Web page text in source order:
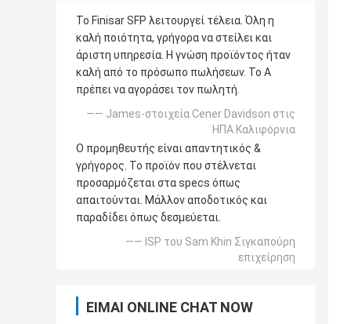
Το Finisar SFP λειτουργεί τέλεια. Όλη η
καλή ποιότητα, γρήγορα να στείλει και
άριστη υπηρεσία. Η γνώση προϊόντος ήταν
καλή από το πρόσωπο πωλήσεων. Το Α
πρέπει να αγοράσει τον πωλητή.
—— James-στοιχεία Cener Davidson στις
ΗΠΑ Καλιφόρνια
Ο προμηθευτής είναι απαντητικός &
γρήγορος. Το προϊόν που στέλνεται
προσαρμόζεται στα specs όπως
απαιτούνται. Μάλλον αποδοτικός και
παραδίδει όπως δεσμεύεται.
—— ISP του Sam Khin Σιγκαπούρη
επιχείρηση
ΕΊΜΑΙ ONLINE CHAT NOW